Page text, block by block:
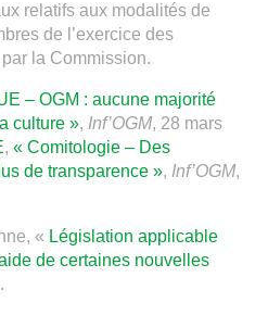
relatifs aux modalités de
de l’exercice des
la Commission.
– OGM : aucune majorité
culture », Inf’OGM, 28 mars
, « Comitologie – Des
de transparence », Inf’OGM,
« Législation applicable
de certaines nouvelles